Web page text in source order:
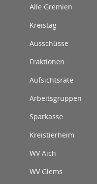
Alle Gremien
Kreistag
Ausschüsse
Fraktionen
Aufsichtsräte
Arbeitsgruppen
Sparkasse
Kreistierheim
WV Aich
WV Glems